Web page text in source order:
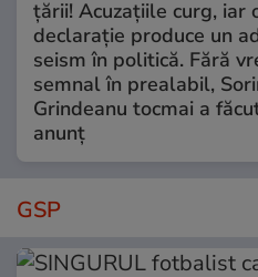
țării! Acuzațiile curg, iar
declarație produce un
seism în politică. Fără
semnal în prealabil,
Grindeanu tocmai a
anunț
GSP